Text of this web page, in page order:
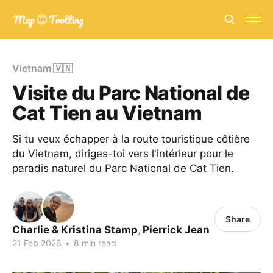
Vietnam 🇻🇳
Visite du Parc National de
Cat Tien au Vietnam
Si tu veux échapper à la route touristique côtière
du Vietnam, diriges-toi vers l'intérieur pour le
paradis naturel du Parc National de Cat Tien.
Charlie & Kristina Stamp, Pierrick Jean
21 Feb 2026 • 8 min read
Share